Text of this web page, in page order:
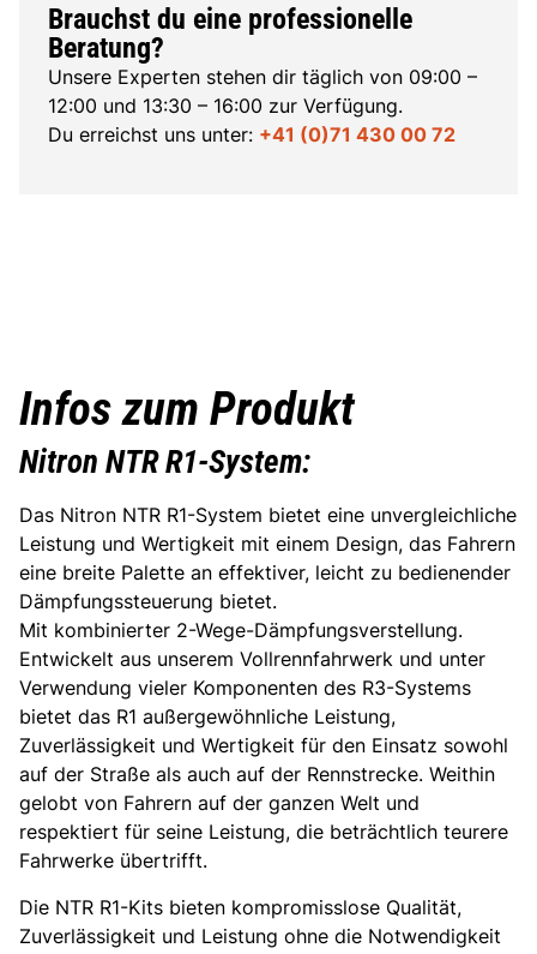
Brauchst du eine professionelle
Beratung?
Unsere Experten stehen dir täglich von 09:00 –
12:00 und 13:30 – 16:00 zur Verfügung.
Du erreichst uns unter: +41 (0)71 430 00 72
Infos zum Produkt
Nitron NTR R1-System:
Das Nitron NTR R1-System bietet eine unvergleichliche
Leistung und Wertigkeit mit einem Design, das Fahrern
eine breite Palette an effektiver, leicht zu bedienender
Dämpfungssteuerung bietet.
Mit kombinierter 2-Wege-Dämpfungsverstellung.
Entwickelt aus unserem Vollrennfahrwerk und unter
Verwendung vieler Komponenten des R3-Systems
bietet das R1 außergewöhnliche Leistung,
Zuverlässigkeit und Wertigkeit für den Einsatz sowohl
auf der Straße als auch auf der Rennstrecke. Weithin
gelobt von Fahrern auf der ganzen Welt und
respektiert für seine Leistung, die beträchtlich teurere
Fahrwerke übertrifft.
Die NTR R1-Kits bieten kompromisslose Qualität,
Zuverlässigkeit und Leistung ohne die Notwendigkeit